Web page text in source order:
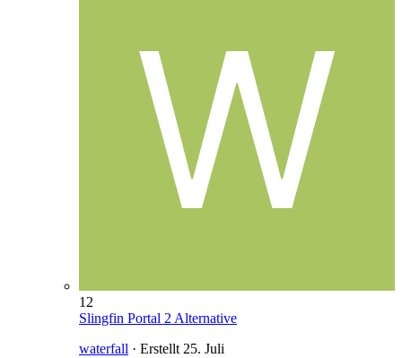
12
Slingfin Portal 2 Alternative
waterfall · Erstellt25. Juli